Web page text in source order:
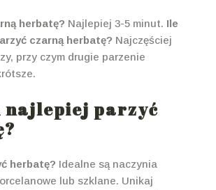
herbatę? Najlepiej 3-5 minut. Ile
czarną herbatę? Najczęściej
przy czym drugie parzenie
najlepiej parzyć
herbatę? Idealne są naczynia
lub szklane. Unikaj